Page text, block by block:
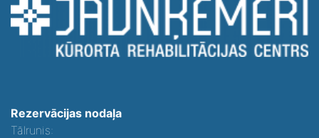
Rezervācijas nodaļa
Tālrunis: